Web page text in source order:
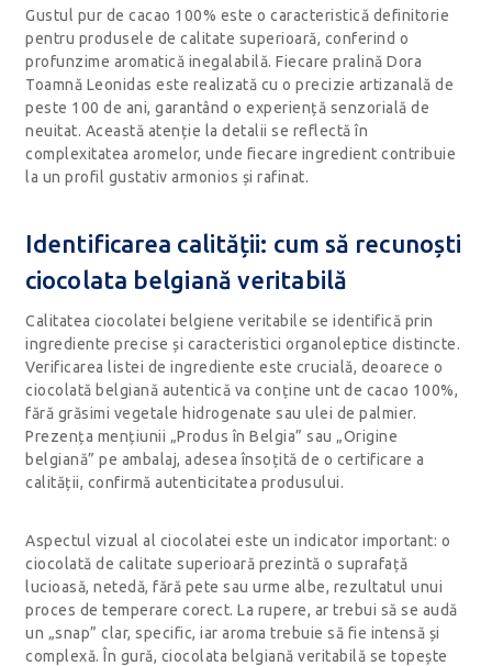
Gustul pur de cacao 100% este o caracteristică definitorie
pentru produsele de calitate superioară, conferind o
profunzime aromatică inegalabilă. Fiecare pralină Dora
Toamnă Leonidas este realizată cu o precizie artizanală de
peste 100 de ani, garantând o experiență senzorială de
neuitat. Această atenție la detalii se reflectă în
complexitatea aromelor, unde fiecare ingredient contribuie
la un profil gustativ armonios și rafinat.
Identificarea calității: cum să recunoști
ciocolata belgiană veritabilă
Calitatea ciocolatei belgiene veritabile se identifică prin
ingrediente precise și caracteristici organoleptice distincte.
Verificarea listei de ingrediente este crucială, deoarece o
ciocolată belgiană autentică va conține unt de cacao 100%,
fără grăsimi vegetale hidrogenate sau ulei de palmier.
Prezența mențiunii „Produs în Belgia” sau „Origine
belgiană” pe ambalaj, adesea însoțită de o certificare a
calității, confirmă autenticitatea produsului.
Aspectul vizual al ciocolatei este un indicator important: o
ciocolată de calitate superioară prezintă o suprafață
lucioasă, netedă, fără pete sau urme albe, rezultatul unui
proces de temperare corect. La rupere, ar trebui să se audă
un „snap” clar, specific, iar aroma trebuie să fie intensă și
complexă. În gură, ciocolata belgiană veritabilă se topește